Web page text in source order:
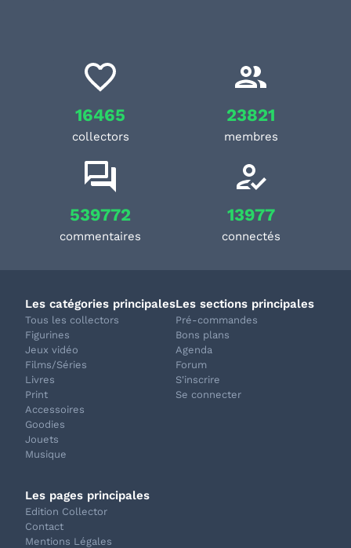
16465
collectors
23821
membres
539772
commentaires
13977
connectés
Les catégories principales
Tous les collectors
Figurines
Jeux vidéo
Films/Séries
Livres
Print
Accessoires
Goodies
Jouets
Musique
Les sections principales
Pré-commandes
Bons plans
Agenda
Forum
S'inscrire
Se connecter
Les pages principales
Edition Collector
Contact
Mentions Légales